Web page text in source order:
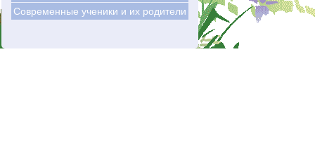
Современные ученики и их родители